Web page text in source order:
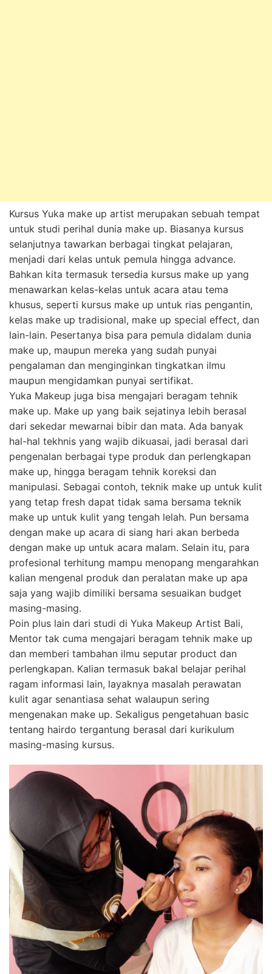
Kursus Yuka make up artist merupakan sebuah tempat
untuk studi perihal dunia make up. Biasanya kursus
selanjutnya tawarkan berbagai tingkat pelajaran,
menjadi dari kelas untuk pemula hingga advance.
Bahkan kita termasuk tersedia kursus make up yang
menawarkan kelas-kelas untuk acara atau tema
khusus, seperti kursus make up untuk rias pengantin,
kelas make up tradisional, make up special effect, dan
lain-lain. Pesertanya bisa para pemula didalam dunia
make up, maupun mereka yang sudah punyai
pengalaman dan menginginkan tingkatkan ilmu
maupun mengidamkan punyai sertifikat.
Yuka Makeup juga bisa mengajari beragam tehnik
make up. Make up yang baik sejatinya lebih berasal
dari sekedar mewarnai bibir dan mata. Ada banyak
hal-hal tekhnis yang wajib dikuasai, jadi berasal dari
pengenalan berbagai type produk dan perlengkapan
make up, hingga beragam tehnik koreksi dan
manipulasi. Sebagai contoh, teknik make up untuk kulit
yang tetap fresh dapat tidak sama bersama teknik
make up untuk kulit yang tengah lelah. Pun bersama
dengan make up acara di siang hari akan berbeda
dengan make up untuk acara malam. Selain itu, para
profesional terhitung mampu menopang mengarahkan
kalian mengenal produk dan peralatan make up apa
saja yang wajib dimiliki bersama sesuaikan budget
masing-masing.
Poin plus lain dari studi di Yuka Makeup Artist Bali,
Mentor tak cuma mengajari beragam tehnik make up
dan memberi tambahan ilmu seputar product dan
perlengkapan. Kalian termasuk bakal belajar perihal
ragam informasi lain, layaknya masalah perawatan
kulit agar senantiasa sehat walaupun sering
mengenakan make up. Sekaligus pengetahuan basic
tentang hairdo tergantung berasal dari kurikulum
masing-masing kursus.